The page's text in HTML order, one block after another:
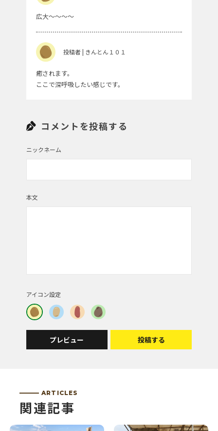
広大～～～～
投稿者 | きんとん１０１
癒されます。
ここで深呼吸したい感じです。
コメントを投稿する
ニックネーム
本文
アイコン設定
プレビュー 投稿する
ARTICLES
関連記事